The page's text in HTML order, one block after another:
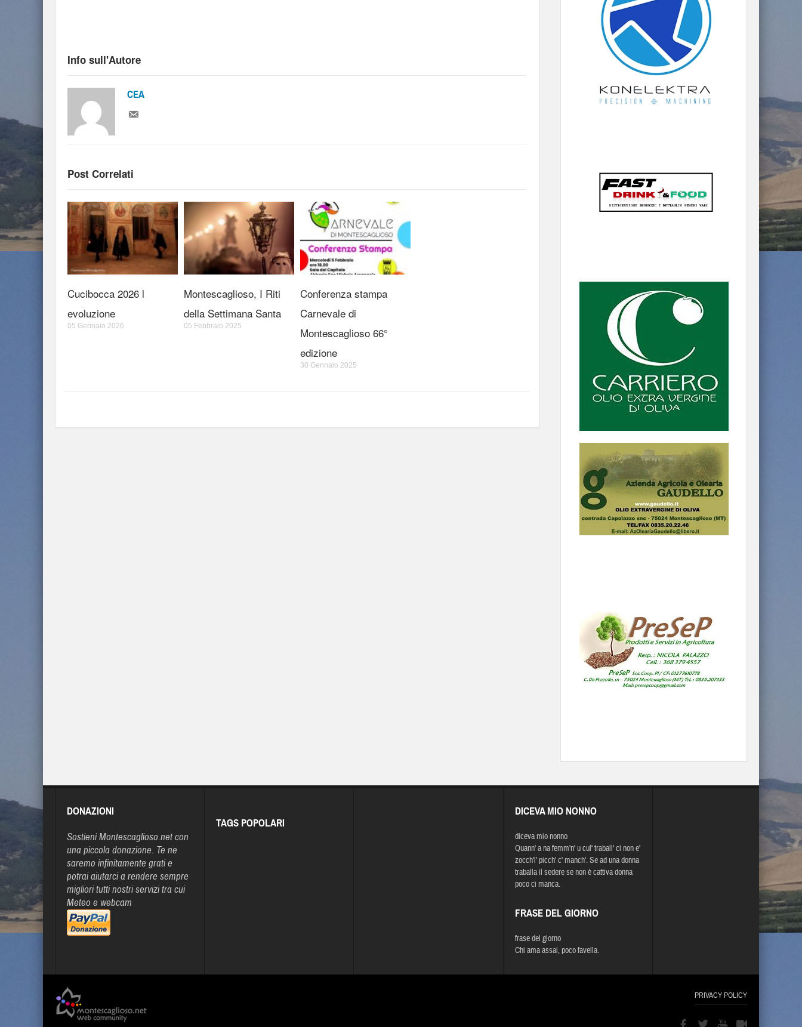
Info sull'Autore
CEA
Post Correlati
Cucibocca 2026 l
evoluzione
05 Gennaio 2026
Montescaglioso, I Riti
della Settimana Santa
05 Febbraio 2025
Conferenza stampa
Carnevale di
Montescaglioso 66°
edizione
30 Gennaio 2025
DONAZIONI
Sostieni Montescaglioso.net con
una piccola donazione. Te ne
saremo infinitamente grati e
potrai aiutarci a rendere sempre
migliori tutti nostri servizi tra cui
Meteo e webcam
TAGS POPOLARI
DICEVA MIO NONNO
diceva mio nonno
Quann' a na femm'n' u cul' traball' ci non e'
zocch'l' picch' c' manch'. Se ad una donna
traballa il sedere se non è cattiva donna
poco ci manca.
FRASE DEL GIORNO
frase del giorno
Chi ama assai, poco favella.
PRIVACY POLICY